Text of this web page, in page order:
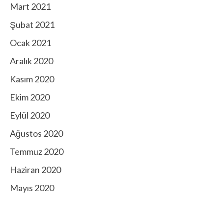
Mart 2021
Şubat 2021
Ocak 2021
Aralık 2020
Kasım 2020
Ekim 2020
Eylül 2020
Ağustos 2020
Temmuz 2020
Haziran 2020
Mayıs 2020